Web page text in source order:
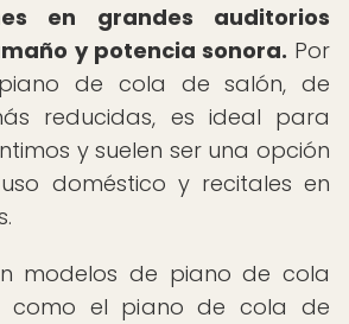
en grandes auditorios
y potencia sonora. Por
de cola de salón, de
reducidas, es ideal para
y suelen ser una opción
doméstico y recitales en
modelos de piano de cola
como el piano de cola de